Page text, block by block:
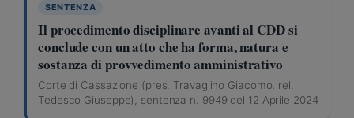
SENTENZA
Il procedimento disciplinare avanti al CDD si
conclude con un atto che ha forma, natura e
sostanza di provvedimento amministrativo
Corte di Cassazione (pres. Travaglino Giacomo, rel.
Tedesco Giuseppe), sentenza n. 9949 del 12 Aprile 2024